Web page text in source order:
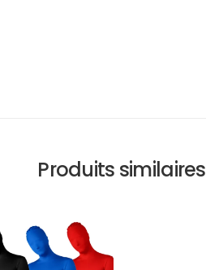
Produits similaires